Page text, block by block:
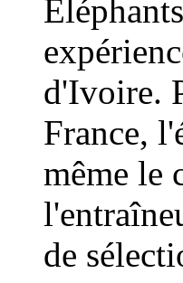
d'Ivoire.
France,
même le
de